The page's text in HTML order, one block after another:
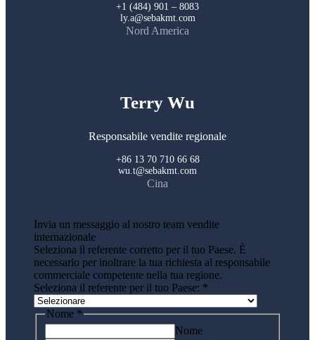
+1 (484) 901 – 8083
ly.a@sebakmt.com
Nord America
Terry Wu
Responsabile vendite regionale
+86 13 70 710 66 68
wu.t@sebakmt.com
Cina
Invia un messaggio al nostro team vendite
internazionale
Seleziona il referente corretto per il tuo Paese. È
necessario per inoltrare la tua richiesta al responsabile
commerciale competente nella tua regione.
Seleziona il referente per il tuo Paese: *
Nome *
Nome